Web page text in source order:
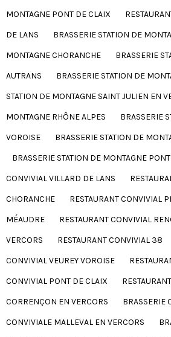
MONTAGNE PONT DE CLAIX
DE LANS
BRASSERIE STATION DE
MONTAGNE CHORANCHE
BRASSERIE
AUTRANS
BRASSERIE STATION DE
STATION DE MONTAGNE SAINT JULIEN EN
MONTAGNE RHÔNE ALPES
BRASSERIE
VOROISE
BRASSERIE STATION DE
BRASSERIE STATION DE MONTAGNE
CONVIVIAL VILLARD DE LANS
CHORANCHE
RESTAURANT CONVIVIAL
MÉAUDRE
RESTAURANT CONVIVIAL
VERCORS
RESTAURANT CONVIVIAL 38
CONVIVIAL VEUREY VOROISE
CONVIVIAL PONT DE CLAIX
CORRENÇON EN VERCORS
BRASSERIE
CONVIVIALE MALLEVAL EN VERCORS